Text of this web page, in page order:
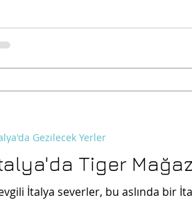
Tiger
İtalya severler, bu aslında bir
Gezilecek Yerler